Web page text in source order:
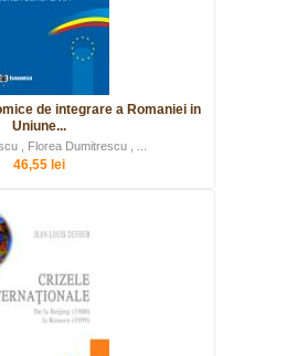
de integrare a Romaniei in
Uniune...
, Florea Dumitrescu , ...
46,55 lei